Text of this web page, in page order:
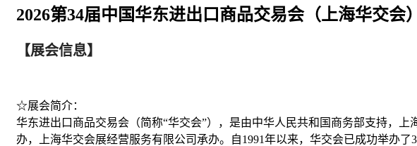
2026第34届中国华东进出口商品交易会（上海华交会）
【展会信息】
☆展会简介：
华东进出口商品交易会（简称“华交会”），是由中华人民共和国商务部支持，
办，上海华交会展经营服务有限公司承办。自1991年以来，华交会已成功举办